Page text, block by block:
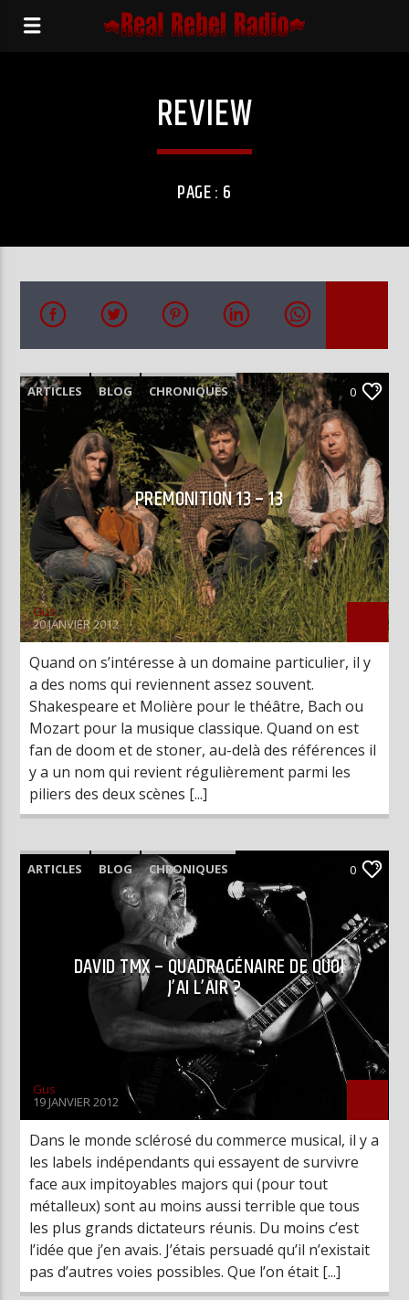
REVIEW
PAGE : 6
ARTICLES BLOG CHRONIQUES 0
PREMONITION 13 – 13
Gus
20 JANVIER 2012
Quand on s’intéresse à un domaine particulier, il y
a des noms qui reviennent assez souvent.
Shakespeare et Molière pour le théâtre, Bach ou
Mozart pour la musique classique. Quand on est
fan de doom et de stoner, au-delà des références il
y a un nom qui revient régulièrement parmi les
piliers des deux scènes [...]
ARTICLES BLOG CHRONIQUES 0
DAVID TMX – QUADRAGÉNAIRE DE QUOI
J’AI L’AIR ?
Gus
19 JANVIER 2012
Dans le monde sclérosé du commerce musical, il y a
les labels indépendants qui essayent de survivre
face aux impitoyables majors qui (pour tout
métalleux) sont au moins aussi terrible que tous
les plus grands dictateurs réunis. Du moins c’est
l’idée que j’en avais. J’étais persuadé qu’il n’existait
pas d’autres voies possibles. Que l’on était [...]